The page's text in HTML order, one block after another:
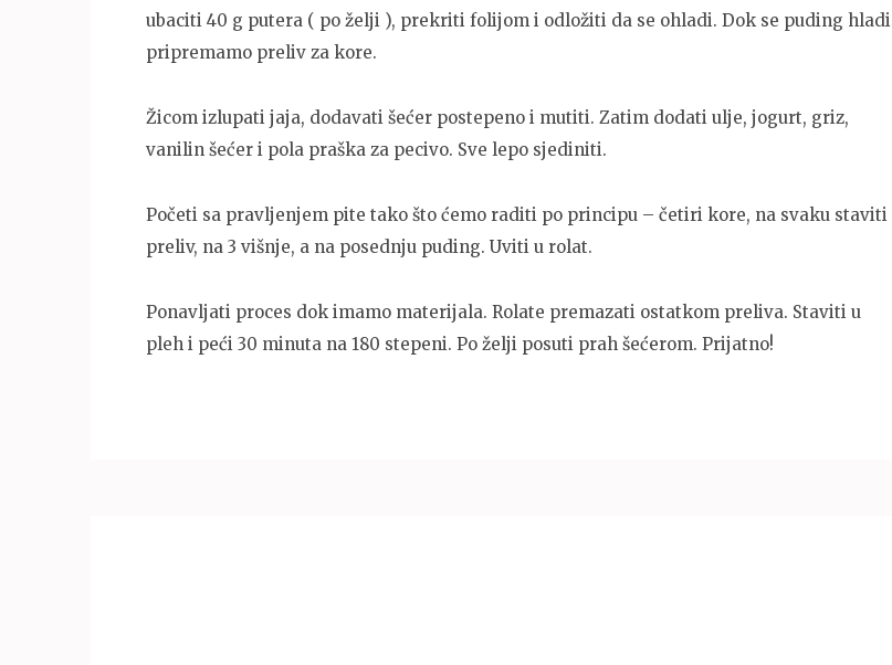
ubaciti 40 g putera ( po želji ), prekriti folijom i odložiti da se ohladi. Dok se puding hladi
pripremamo preliv za kore.
Žicom izlupati jaja, dodavati šećer postepeno i mutiti. Zatim dodati ulje, jogurt, griz,
vanilin šećer i pola praška za pecivo. Sve lepo sjediniti.
Početi sa pravljenjem pite tako što ćemo raditi po principu – četiri kore, na svaku staviti
preliv, na 3 višnje, a na posednju puding. Uviti u rolat.
Ponavljati proces dok imamo materijala. Rolate premazati ostatkom preliva. Staviti u
pleh i peći 30 minuta na 180 stepeni. Po želji posuti prah šećerom. Prijatno!